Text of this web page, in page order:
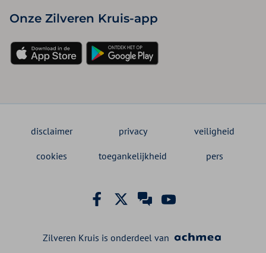
Onze Zilveren Kruis-app
disclaimer privacy veiligheid
cookies toegankelijkheid pers
Zilveren Kruis is onderdeel van